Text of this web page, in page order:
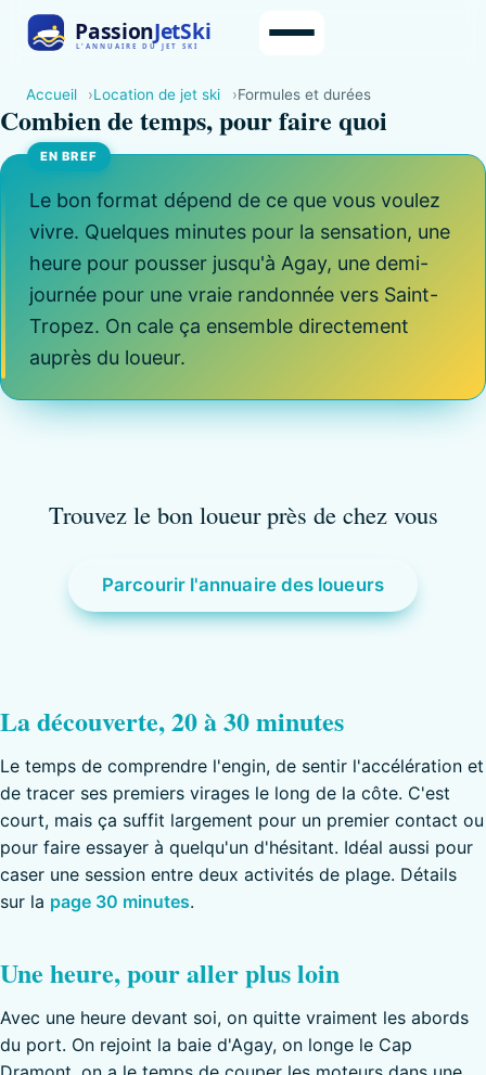
Accueil Location de jet ski Formules et durées
Combien de temps, pour faire quoi
Le bon format dépend de ce que vous voulez
vivre. Quelques minutes pour la sensation, une
heure pour pousser jusqu'à Agay, une demi-
journée pour une vraie randonnée vers Saint-
Tropez. On cale ça ensemble directement
auprès du loueur.
Trouvez le bon loueur près de chez vous
Parcourir l'annuaire des loueurs
La découverte, 20 à 30 minutes
Le temps de comprendre l'engin, de sentir l'accélération et
de tracer ses premiers virages le long de la côte. C'est
court, mais ça suffit largement pour un premier contact ou
pour faire essayer à quelqu'un d'hésitant. Idéal aussi pour
caser une session entre deux activités de plage. Détails
sur la page 30 minutes.
Une heure, pour aller plus loin
Avec une heure devant soi, on quitte vraiment les abords
du port. On rejoint la baie d'Agay, on longe le Cap